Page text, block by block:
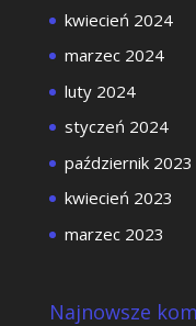
kwiecień 2024
marzec 2024
luty 2024
styczeń 2024
październik 2023
kwiecień 2023
marzec 2023
Najnowsze